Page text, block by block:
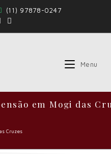
(11) 97878-0247
Menu
em Mogi das
Cruzes